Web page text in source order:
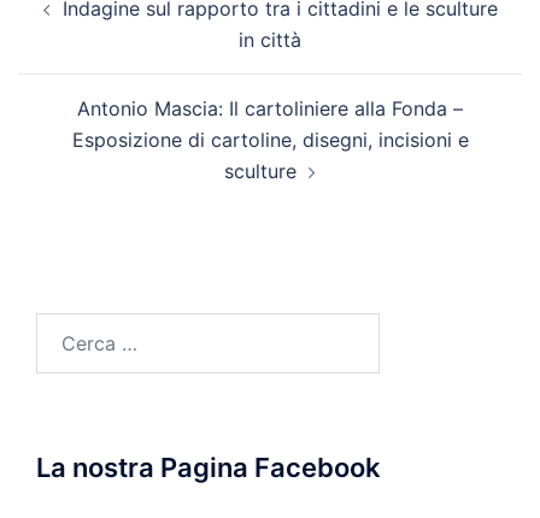
articolo
Indagine sul rapporto tra i cittadini e le sculture
in città
Antonio Mascia: Il cartoliniere alla Fonda –
Esposizione di cartoline, disegni, incisioni e
sculture
La nostra Pagina Facebook